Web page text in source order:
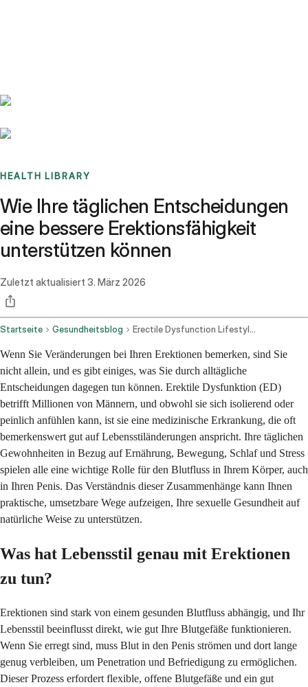
HEALTH LIBRARY
Wie Ihre täglichen Entscheidungen
eine bessere Erektionsfähigkeit
unterstützen können
Zuletzt aktualisiert 3. März 2026
Startseite Gesundheitsblog Erectile Dysfunction Lifestyle And Dietary Advice
Wenn Sie Veränderungen bei Ihren Erektionen bemerken, sind Sie
nicht allein, und es gibt einiges, was Sie durch alltägliche
Entscheidungen dagegen tun können. Erektile Dysfunktion (ED)
betrifft Millionen von Männern, und obwohl sie sich isolierend oder
peinlich anfühlen kann, ist sie eine medizinische Erkrankung, die oft
bemerkenswert gut auf Lebensstiländerungen anspricht. Ihre täglichen
Gewohnheiten in Bezug auf Ernährung, Bewegung, Schlaf und Stress
spielen alle eine wichtige Rolle für den Blutfluss in Ihrem Körper, auch
in Ihren Penis. Das Verständnis dieser Zusammenhänge kann Ihnen
praktische, umsetzbare Wege aufzeigen, Ihre sexuelle Gesundheit auf
natürliche Weise zu unterstützen.
Was hat Lebensstil genau mit Erektionen
zu tun?
Erektionen sind stark von einem gesunden Blutfluss abhängig, und Ihr
Lebensstil beeinflusst direkt, wie gut Ihre Blutgefäße funktionieren.
Wenn Sie erregt sind, muss Blut in den Penis strömen und dort lange
genug verbleiben, um Penetration und Befriedigung zu ermöglichen.
Dieser Prozess erfordert flexible, offene Blutgefäße und ein gut